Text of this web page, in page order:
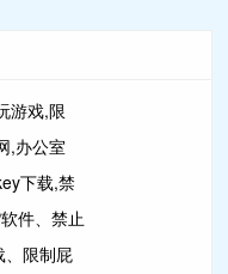
游戏,限
,办公室
下载,禁
件、禁止
、限制屁